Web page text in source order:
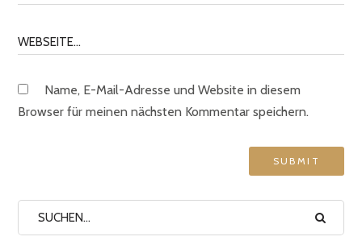
Name, E-Mail-Adresse und Website in diesem
Browser für meinen nächsten Kommentar speichern.